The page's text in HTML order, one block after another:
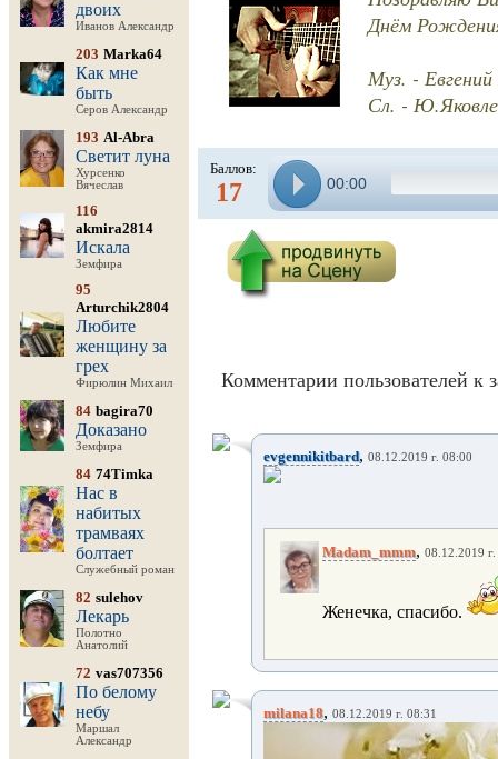
двоих
Иванов Александр
203 Marka64
Как мне
быть
Серов Александр
193 Al-Abra
Светит луна
Хурсенко
Вячеслав
116
akmira2814
Искала
Земфира
95
Arturchik2804
Любите
женщину за
грех
Фирюлин Михаил
84 bagira70
Доказано
Земфира
84 74Timka
Нас в
набитых
трамваях
болтает
Служебный роман
82 sulehov
Лекарь
Полотно
Анатолий
72 vas707356
По белому
небу
Маршал
Александр
Днём
Муз. -
Сл. -
Баллов:
17 00:00
Комментарии пользователей к
evgennikitbard, 08.12.2019 г. 08:00
Madam_mmm, 08.12.2019
Женечка, спасибо.
milana18, 08.12.2019 г. 08:31